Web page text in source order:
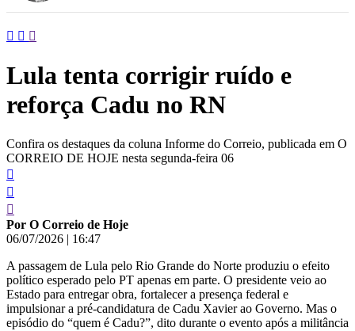
Lula tenta corrigir ruído e
reforça Cadu no RN
Confira os destaques da coluna Informe do Correio, publicada em O
CORREIO DE HOJE nesta segunda-feira 06
Por O Correio de Hoje
06/07/2026 | 16:47
A passagem de Lula pelo Rio Grande do Norte produziu o efeito
político esperado pelo PT apenas em parte. O presidente veio ao
Estado para entregar obra, fortalecer a presença federal e
impulsionar a pré-candidatura de Cadu Xavier ao Governo. Mas o
episódio do “quem é Cadu?”, dito durante o evento após a militância